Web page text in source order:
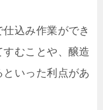
込み作業ができ
むことや、醸造
いった利点があ